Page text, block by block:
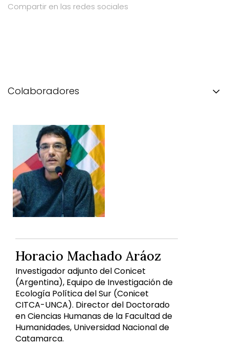
Compartir en las redes sociales
Colaboradores
Horacio Machado Aráoz
Investigador adjunto del Conicet
(Argentina), Equipo de Investigación de
Ecología Política del Sur (Conicet
CITCA-UNCA). Director del Doctorado
en Ciencias Humanas de la Facultad de
Humanidades, Universidad Nacional de
Catamarca.